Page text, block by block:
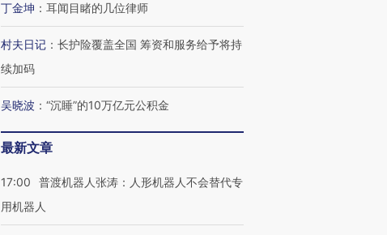
丁金坤 ： 耳闻目睹的几位律师
村夫日记 ： 长护险覆盖全国 筹资和服务给予将持
续加码
吴晓波 ： “沉睡”的10万亿元公积金
最新文章
17:00
普渡机器人张涛：人形机器人不会替代专
用机器人